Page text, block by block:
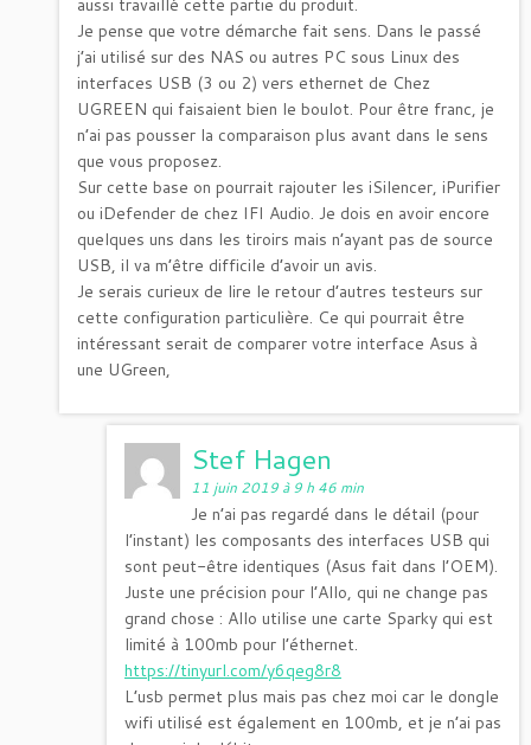
Je pense que votre démarche fait sens. Dans le passé
j’ai utilisé sur des NAS ou autres PC sous Linux des
interfaces USB (3 ou 2) vers ethernet de Chez
UGREEN qui faisaient bien le boulot. Pour être franc, je
n’ai pas pousser la comparaison plus avant dans le sens
que vous proposez.
Sur cette base on pourrait rajouter les iSilencer, iPurifier
ou iDefender de chez IFI Audio. Je dois en avoir encore
quelques uns dans les tiroirs mais n’ayant pas de source
USB, il va m’être difficile d’avoir un avis.
Je serais curieux de lire le retour d’autres testeurs sur
cette configuration particulière. Ce qui pourrait être
intéressant serait de comparer votre interface Asus à
une UGreen,
Stef Hagen
11 juin 2019 à 9 h 46 min
Je n’ai pas regardé dans le détail (pour
l’instant) les composants des interfaces USB qui
sont peut-être identiques (Asus fait dans l’OEM).
Juste une précision pour l’Allo, qui ne change pas
grand chose : Allo utilise une carte Sparky qui est
limité à 100mb pour l’éthernet.
https://tinyurl.com/y6qeg8r8
L’usb permet plus mais pas chez moi car le dongle
wifi utilisé est également en 100mb, et je n’ai pas